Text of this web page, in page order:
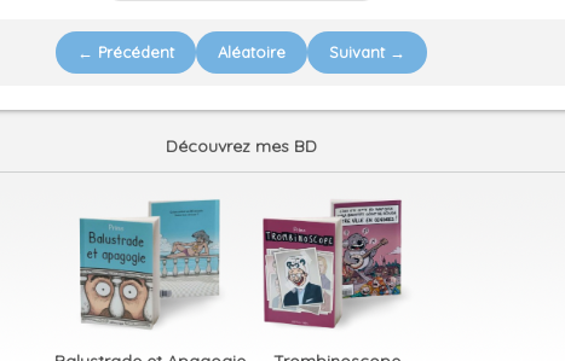
← Précédent Aléatoire Suivant →
Découvrez mes BD